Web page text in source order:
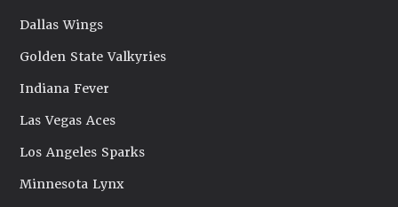
Dallas Wings
Golden State Valkyries
Indiana Fever
Las Vegas Aces
Los Angeles Sparks
Minnesota Lynx